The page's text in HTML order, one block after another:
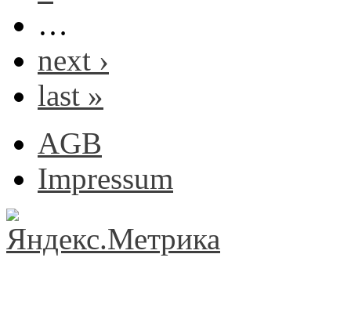
…
next ›
last »
AGB
Impressum